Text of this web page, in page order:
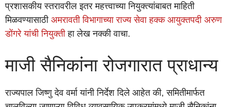
प्रशासकीय स्तरावरील इतर महत्त्वाच्या नियुक्त्यांबाबत माहिती
मिळवण्यासाठी अमरावती विभागाच्या राज्य सेवा हक्क आयुक्तपदी अरुण
डोंगरे यांची नियुक्तीहा लेख नक्की वाचा.
माजी सैनिकांना रोजगारात प्राधान्य
राज्यपाल जिष्णु देव वर्मा यांनी निर्देश दिले आहेत की, समितीमार्फत